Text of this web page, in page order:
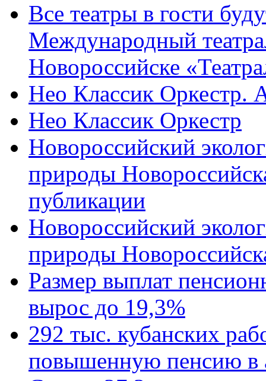
Все театры в гости
Международный
Новороссийске
Нео Классик Оркестр.
Нео Классик Оркестр
Новороссийский
природы
публикации
Новороссийский
природы
Размер выплат
вырос до 19,3%
292 тыс. кубанских
повышенную пенсию в